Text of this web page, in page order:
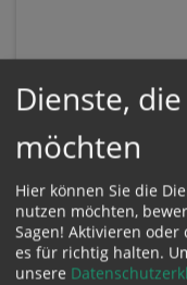
Dienste,
möchten
Hier können Sie die
nutzen möchten,
Sagen! Aktivieren oder
es für richtig halten.
unsere